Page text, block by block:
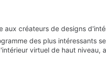
aux créateurs de designs
des plus intéressants
virtuel de haut niveau,